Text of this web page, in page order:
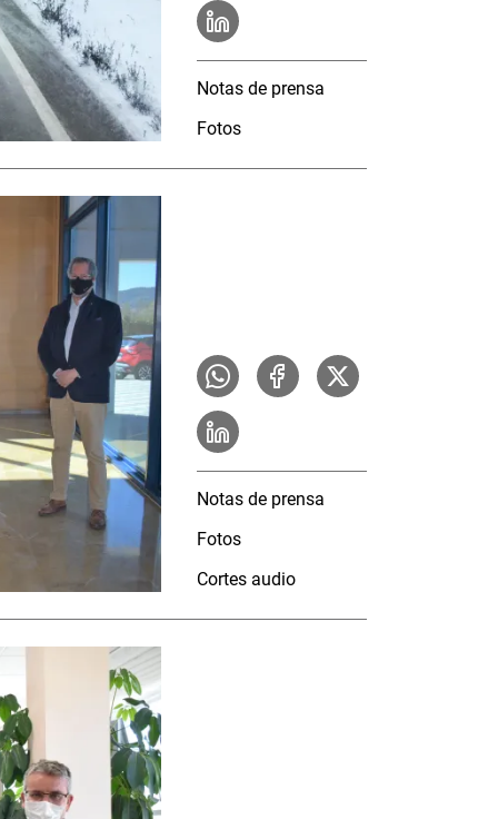
Notas de prensa
Fotos
Notas de prensa
Fotos
Cortes audio